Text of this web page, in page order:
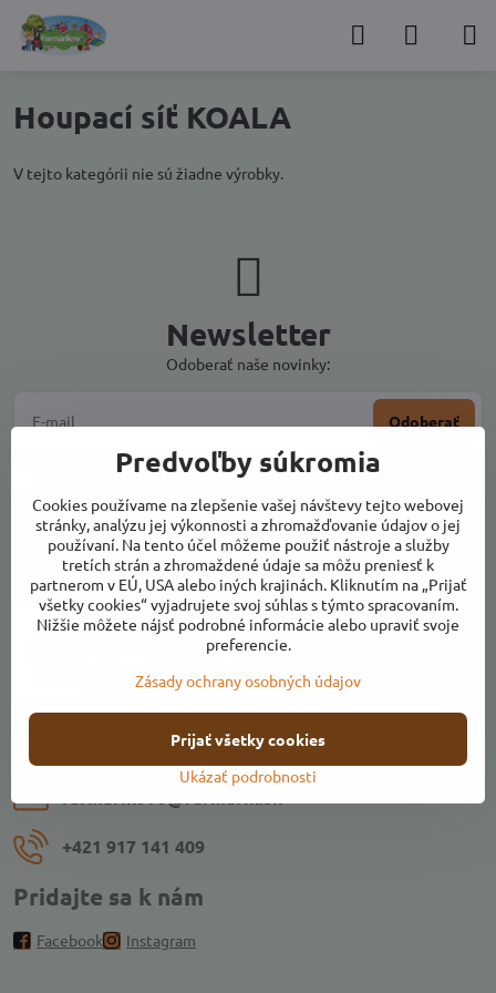
Houpací síť KOALA
V tejto kategórii nie sú žiadne výrobky.
Newsletter
Odoberať naše novinky:
Odoberať
Chcem sa prihlásiť k odberu noviniek e-mailom
Kontakty
+421 917 141 409
Pridajte sa k nám
Facebook Instagram
Predvoľby súkromia
Cookies používame na zlepšenie vašej návštevy tejto webovej
stránky, analýzu jej výkonnosti a zhromažďovanie údajov o jej
používaní. Na tento účel môžeme použiť nástroje a služby
tretích strán a zhromaždené údaje sa môžu preniesť k
partnerom v EÚ, USA alebo iných krajinách. Kliknutím na „Prijať
všetky cookies“ vyjadrujete svoj súhlas s týmto spracovaním.
Nižšie môžete nájsť podrobné informácie alebo upraviť svoje
preferencie.
Zásady ochrany osobných údajov
Ukázať podrobnosti
Prijať všetky cookies